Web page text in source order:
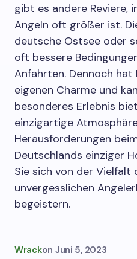
gibt es andere Reviere,
Angeln oft größer ist.
deutsche Ostsee oder
oft bessere
Anfahrten. Dennoch hat
eigenen Charme und
besonderes Erlebnis
einzigartige
Herausforderungen
Deutschlands einziger
Sie sich von der Vielfalt
unvergesslichen
begeistern.
Wrackon Juni 5, 2023